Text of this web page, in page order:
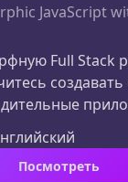
JavaScript
Full Stack
Node.js. Курс
к работе
вам уверенно
Посмотреть